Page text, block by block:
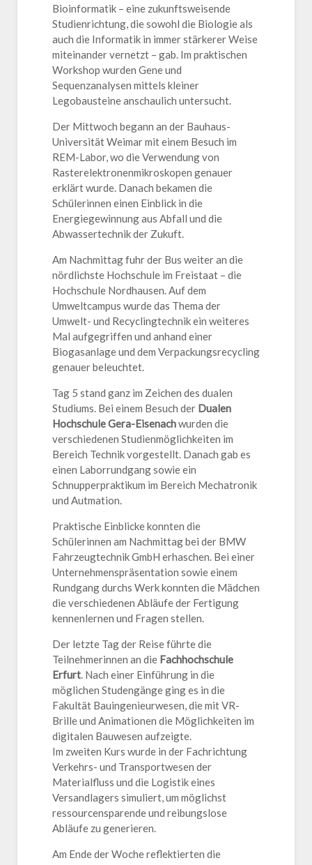
Bioinformatik – eine zukunftsweisende
Studienrichtung, die sowohl die Biologie als
auch die Informatik in immer stärkerer Weise
miteinander vernetzt – gab. Im praktischen
Workshop wurden Gene und
Sequenzanalysen mittels kleiner
Legobausteine anschaulich untersucht.
Der Mittwoch begann an der Bauhaus-
Universität Weimar mit einem Besuch im
REM-Labor, wo die Verwendung von
Rasterelektronenmikroskopen genauer
erklärt wurde. Danach bekamen die
Schülerinnen einen Einblick in die
Energiegewinnung aus Abfall und die
Abwassertechnik der Zukuft.
Am Nachmittag fuhr der Bus weiter an die
nördlichste Hochschule im Freistaat – die
Hochschule Nordhausen. Auf dem
Umweltcampus wurde das Thema der
Umwelt- und Recyclingtechnik ein weiteres
Mal aufgegriffen und anhand einer
Biogasanlage und dem Verpackungsrecycling
genauer beleuchtet.
Tag 5 stand ganz im Zeichen des dualen
Studiums. Bei einem Besuch der Dualen
Hochschule Gera-Eisenachwurden die
verschiedenen Studienmöglichkeiten im
Bereich Technik vorgestellt. Danach gab es
einen Laborrundgang sowie ein
Schnupperpraktikum im Bereich Mechatronik
und Autmation.
Praktische Einblicke konnten die
Schülerinnen am Nachmittag bei der BMW
Fahrzeugtechnik GmbH erhaschen. Bei einer
Unternehmenspräsentation sowie einem
Rundgang durchs Werk konnten die Mädchen
die verschiedenen Abläufe der Fertigung
kennenlernen und Fragen stellen.
Der letzte Tag der Reise führte die
Teilnehmerinnen an die Fachhochschule
Erfurt. Nach einer Einführung in die
möglichen Studengänge ging es in die
Fakultät Bauingenieurwesen, die mit VR-
Brille und Animationen die Möglichkeiten im
digitalen Bauwesen aufzeigte.
Im zweiten Kurs wurde in der Fachrichtung
Verkehrs- und Transportwesen der
Materialfluss und die Logistik eines
Versandlagers simuliert, um möglichst
ressourcensparende und reibungslose
Abläufe zu generieren.
Am Ende der Woche reflektierten die